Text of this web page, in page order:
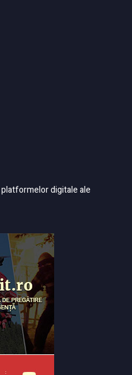
digitale ale